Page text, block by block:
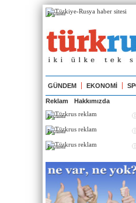
Реклама
GÜNDEM EKONOMİ
Reklam Hakkımızda
Реклама
Реклама
Реклама